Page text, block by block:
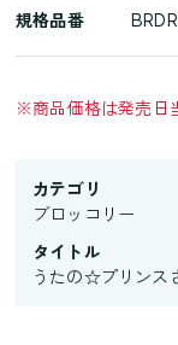
規格品番
※商品価格は発売日
カテゴリ
ブロッコリー
タイトル
うたの☆プリンス